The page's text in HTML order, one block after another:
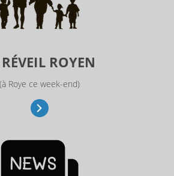
ROYEN
(à Roye ce week-end)